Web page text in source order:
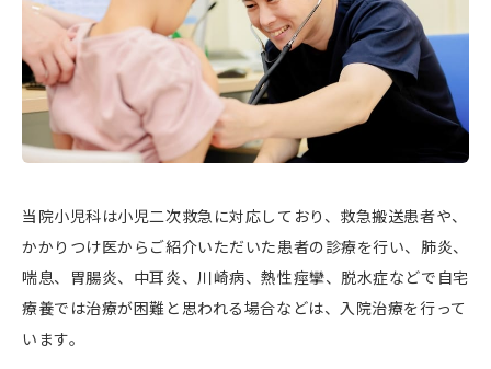
当院小児科は小児二次救急に対応しており、救急搬送患者や、
かかりつけ医からご紹介いただいた患者の診療を行い、肺炎、
喘息、胃腸炎、中耳炎、川崎病、熱性痙攣、脱水症などで自宅
療養では治療が困難と思われる場合などは、入院治療を行って
います。